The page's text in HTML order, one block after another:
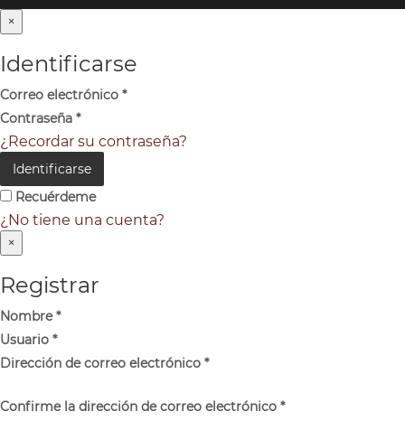
×
Identificarse
Correo electrónico *
Contraseña *
¿Recordar su contraseña?
Identificarse
Recuérdeme
¿No tiene una cuenta?
×
Registrar
Nombre*
Usuario *
Dirección de correo electrónico *
Confirme la dirección de correo electrónico *